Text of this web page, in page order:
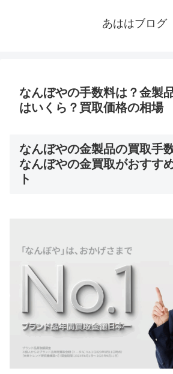
あははブログ
なんぼやの手数料は？金製
はいくら？買取価格の相場
なんぼやの金製品の買取手
なんぼやの金買取がおすす
ト